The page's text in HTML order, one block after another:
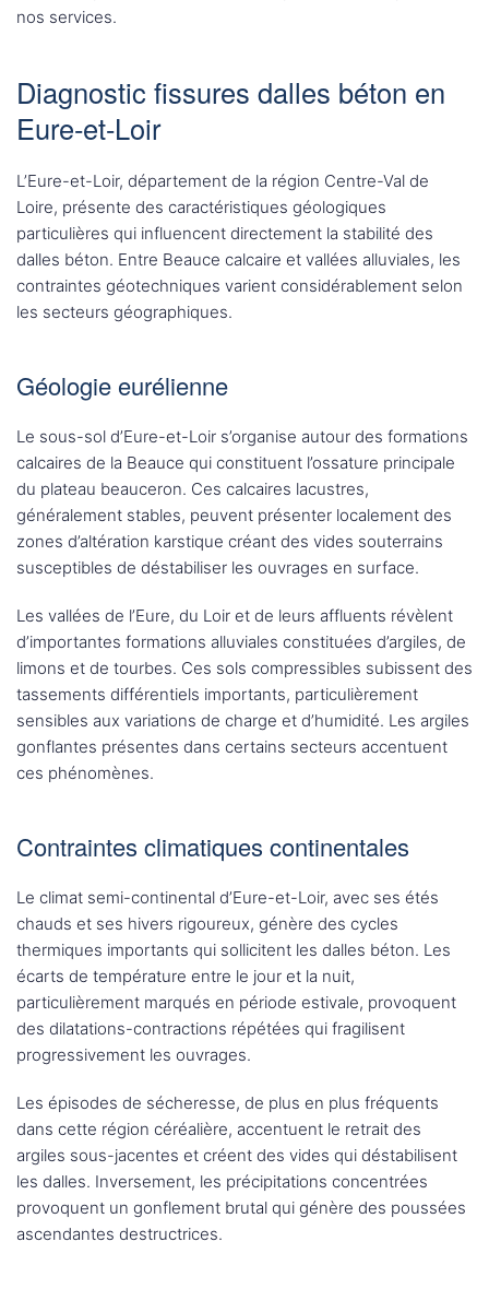
nos services.
Diagnostic fissures dalles béton en
Eure-et-Loir
L’Eure-et-Loir, département de la région Centre-Val de
Loire, présente des caractéristiques géologiques
particulières qui influencent directement la stabilité des
dalles béton. Entre Beauce calcaire et vallées alluviales, les
contraintes géotechniques varient considérablement selon
les secteurs géographiques.
Géologie eurélienne
Le sous-sol d’Eure-et-Loir s’organise autour des formations
calcaires de la Beauce qui constituent l’ossature principale
du plateau beauceron. Ces calcaires lacustres,
généralement stables, peuvent présenter localement des
zones d’altération karstique créant des vides souterrains
susceptibles de déstabiliser les ouvrages en surface.
Les vallées de l’Eure, du Loir et de leurs affluents révèlent
d’importantes formations alluviales constituées d’argiles, de
limons et de tourbes. Ces sols compressibles subissent des
tassements différentiels importants, particulièrement
sensibles aux variations de charge et d’humidité. Les argiles
gonflantes présentes dans certains secteurs accentuent
ces phénomènes.
Contraintes climatiques continentales
Le climat semi-continental d’Eure-et-Loir, avec ses étés
chauds et ses hivers rigoureux, génère des cycles
thermiques importants qui sollicitent les dalles béton. Les
écarts de température entre le jour et la nuit,
particulièrement marqués en période estivale, provoquent
des dilatations-contractions répétées qui fragilisent
progressivement les ouvrages.
Les épisodes de sécheresse, de plus en plus fréquents
dans cette région céréalière, accentuent le retrait des
argiles sous-jacentes et créent des vides qui déstabilisent
les dalles. Inversement, les précipitations concentrées
provoquent un gonflement brutal qui génère des poussées
ascendantes destructrices.